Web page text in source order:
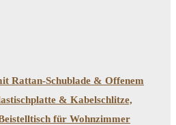
Rattan-Schublade & Offenem
& Kabelschlitze,
für Wohnzimmer